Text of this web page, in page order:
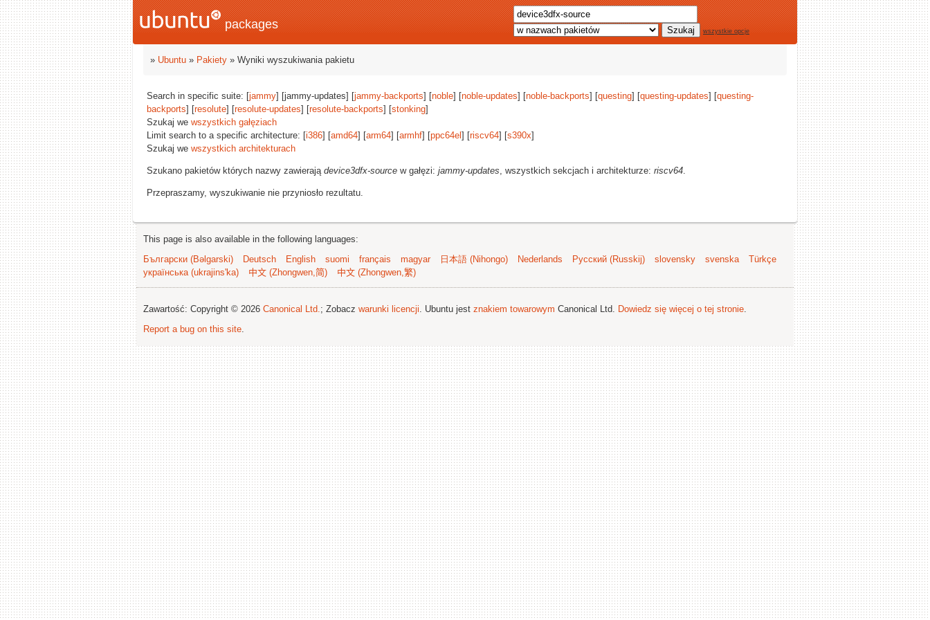
packages wszystkie opcje
» Ubuntu » Pakiety » Wyniki wyszukiwania pakietu
Search in specific suite: [jammy] [jammy-updates] [jammy-backports] [noble] [noble-updates] [noble-backports] [questing] [questing-updates] [questing-
backports] [resolute] [resolute-updates] [resolute-backports] [stonking]
Szukaj we wszystkich gałęziach
Limit search to a specific architecture: [i386] [amd64] [arm64] [armhf] [ppc64el ] [riscv64] [s390x]
Szukaj we wszystkich architekturach
Szukano pakietów których nazwy zawierają device3dfx-source w gałęzi: jammy-updates, wszystkich sekcjach i architekturze: riscv64.
Przepraszamy, wyszukiwanie nie przyniosło rezultatu.
This page is also available in the following languages:
Български (Bəlgarski)
Deutsch English suomi français magyar 日本語 (Nihongo) Nederlands Русский (Russkij) slovensky svenska
Türkçe
українська (ukrajins'ka)
中文 (Zhongwen,简) 中文 (Zhongwen,繁)
Zawartość: Copyright © 2026 Canonical Ltd.; Zobacz warunki licencji. Ubuntu jest znakiem towarowym Canonical Ltd. Dowiedz się więcej o tej stronie.
Report a bug on this site.